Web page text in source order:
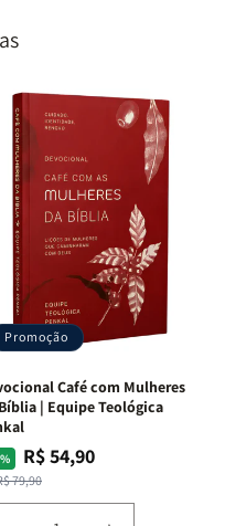
Promoção
Café com Mulheres
| Equipe Teológica
79,90
R$ 54,90